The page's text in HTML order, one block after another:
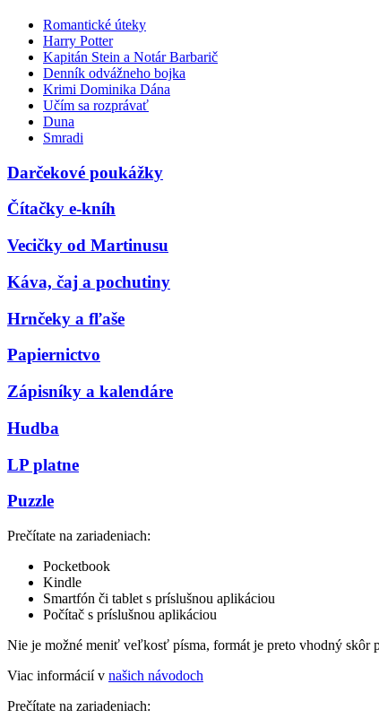
Romantické úteky
Harry Potter
Kapitán Stein a Notár Barbarič
Denník odvážneho bojka
Krimi Dominika Dána
Učím sa rozprávať
Duna
Smradi
Darčekové poukážky
Čítačky e-kníh
Vecičky od Martinusu
Káva, čaj a pochutiny
Hrnčeky a fľaše
Papiernictvo
Zápisníky a kalendáre
Hudba
LP platne
Puzzle
Prečítate na zariadeniach:
Pocketbook
Kindle
Smartfón či tablet s príslušnou aplikáciou
Počítač s príslušnou aplikáciou
Nie je možné meniť veľkosť písma, formát je preto vhodný skôr
Viac informácií v našich návodoch
Prečítate na zariadeniach: